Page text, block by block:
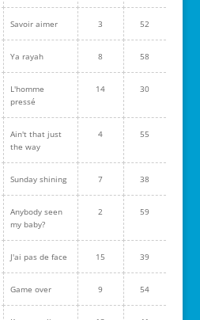
Savoir aimer 3 52
Ya rayah 8 58
L'homme
pressé
14 30
Ain't that just
the way
4 55
Sunday shining 7 38
Anybody seen
my baby?
2 59
J'ai pas de face 15 39
Game over 9 54